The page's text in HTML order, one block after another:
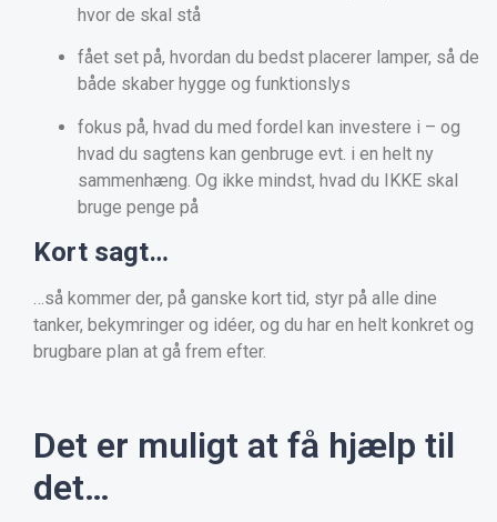
hvor de skal stå
fået set på, hvordan du bedst placerer lamper, så de
både skaber hygge og funktionslys
fokus på, hvad du med fordel kan investere i – og
hvad du sagtens kan genbruge evt. i en helt ny
sammenhæng. Og ikke mindst, hvad du IKKE skal
bruge penge på
Kort sagt…
…så kommer der, på ganske kort tid, styr på alle dine
tanker, bekymringer og idéer, og du har en helt konkret og
brugbare plan at gå frem efter.
Det er muligt at få hjælp til
det…